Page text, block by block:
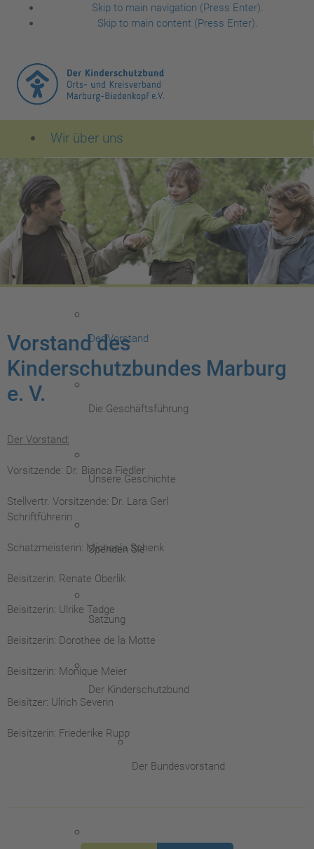
Skip to main navigation (Press Enter).
Skip to main content (Press Enter).
Wir über uns
Der Kinderschutzbund Orts- und Kreisverband
Leitbild des Kinderschutzbundes
Der Vorstand
Die Geschäftsführung
Unsere Geschichte
Spenden Sie
Satzung
Der Kinderschutzbund
Der Bundesvorstand
Vorstand des
Kinderschutzbundes Marburg
e. V.
Der Vorstand:
Vorsitzende: Dr. Bianca Fiedler
Stellvertr. Vorsitzende: Dr. Lara Gerl
Schriftführerin
Schatzmeisterin: Michaela Schenk
Beisitzerin: Renate Oberlik
Beisitzerin: Ulrike Tadge
Beisitzerin: Dorothee de la Motte
Beisitzerin: Monique Meier
Beisitzer: Ulrich Severin
Beisitzerin: Friederike Rupp